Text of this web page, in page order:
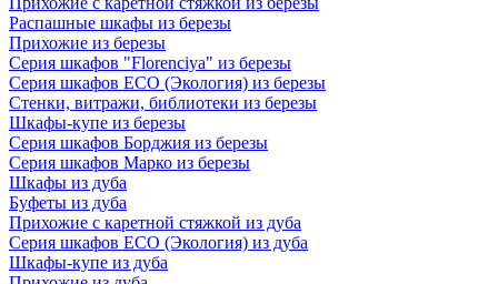
Распашные шкафы из березы
Прихожие из березы
Серия шкафов "Florenciya" из березы
Серия шкафов ECO (Экология) из березы
Стенки, витражи, библиотеки из березы
Шкафы-купе из березы
Серия шкафов Борджия из березы
Серия шкафов Марко из березы
Шкафы из дуба
Буфеты из дуба
Прихожие с каретной стяжкой из дуба
Серия шкафов ECO (Экология) из дуба
Шкафы-купе из дуба